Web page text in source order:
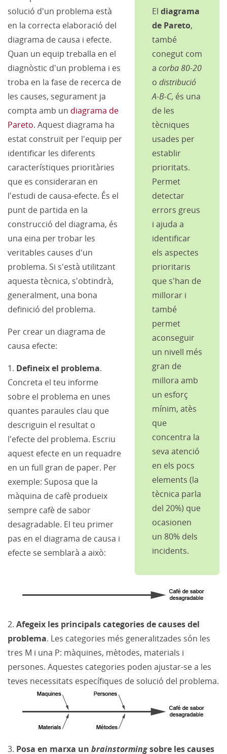
El diagrama
de Pareto,
també
conegut com
a corba 80-20
o distribució
A-B-C, és una
de les
tècniques
usades per
establir
prioritats.
Permet
detectar
errors greus
i ajuda a
identificar
els aspectes
prioritaris
que s'han de
millorar i
també
permet
aconseguir
un nivell més
gran de
millora amb
un esforç
mínim, atès
que
concentra la
seva atenció
en els pocs
elements (la
tècnica parla
del 20%) que
ocasionen
un 80% dels
incidents.
solució d'un problema està
en la correcta elaboració del
diagrama de causa i efecte.
Quan un equip treballa en el
diagnòstic d'un problema i es
troba en la fase de recerca de
les causes, segurament ja
compta amb un diagrama de
Pareto. Aquest diagrama ha
estat construït per l'equip per
identificar les diferents
característiques prioritàries
que es consideraran en
l'estudi de causa-efecte. És el
punt de partida en la
construcció del diagrama, és
una eina per trobar les
veritables causes d'un
problema. Si s'està utilitzant
aquesta tècnica, s'obtindrà,
generalment, una bona
definició del problema.
Per crear un diagrama de
causa efecte:
1. Defineix el problema.
Concreta el teu informe
sobre el problema en unes
quantes paraules clau que
descriguin el resultat o
l'efecte del problema. Escriu
aquest efecte en un requadre
en un full gran de paper. Per
exemple: Suposa que la
màquina de cafè produeix
sempre cafè de sabor
desagradable. El teu primer
pas en el diagrama de causa i
efecte se semblarà a això:
2. Afegeix les principals categories de causes del
problema. Les categories més generalitzades són les
tres M i una P: màquines, mètodes, materials i
persones. Aquestes categories poden ajustar-se a les
teves necessitats específiques de solució del problema.
3. Posa en marxa un brainstormingsobre les causes